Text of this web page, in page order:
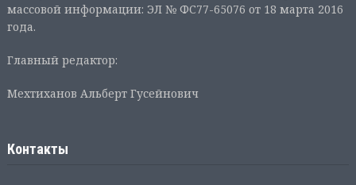
массовой информации: ЭЛ № ФС77-65076 от 18 марта 2016
года.
Главный редактор:
Мехтиханов Альберт Гусейнович
Контакты